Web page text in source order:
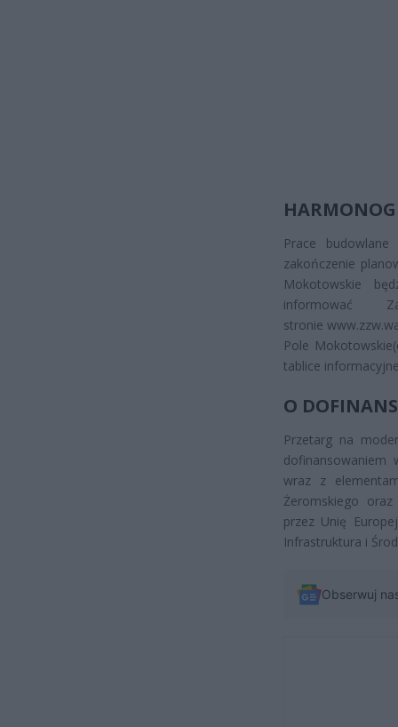
Prace
zakończenie
Mokotowskie
informować
stronie
Pole Mokotowskie
tablice
O
Przetarg na
dofinansowaniem
wraz z
Żeromskiego
przez Unię
Infrastruktura i
Obserwuj